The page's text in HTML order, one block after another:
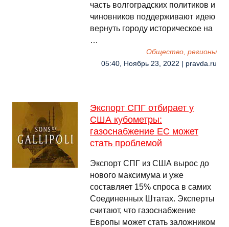
часть волгоградских политиков и
чиновников поддерживают идею
вернуть городу историческое на
…
Общество, регионы
05:40, Ноябрь 23, 2022 | pravda.ru
Экспорт СПГ отбирает у
США кубометры:
газоснабжение ЕС может
стать проблемой
Экспорт СПГ из США вырос до
нового максимума и уже
составляет 15% спроса в самих
Соединенных Штатах. Эксперты
считают, что газоснабжение
Европы может стать заложником